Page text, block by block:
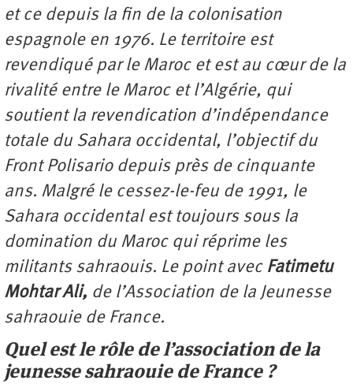
et ce depuis la fin de la colonisation
espagnole en 1976. Le territoire est
revendiqué par le Maroc et est au cœur de la
rivalité entre le Maroc et l’Algérie, qui
soutient la revendication d’indépendance
totale du Sahara occidental, l’objectif du
Front Polisario depuis près de cinquante
ans. Malgré le cessez-le-feu de 1991, le
Sahara occidental est toujours sous la
domination du Maroc qui réprime les
militants sahraouis. Le point avec Fatimetu
Mohtar Ali, de l’Association de la Jeunesse
sahraouie de France.
Quel est le rôle de l’association de la
jeunesse sahraouie de France ?